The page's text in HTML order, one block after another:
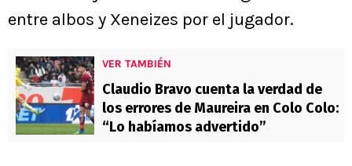
entre albos y Xeneizes por el jugador.
VER TAMBIÉN
Claudio Bravo cuenta la verdad de
los errores de Maureira en Colo Colo:
“Lo habíamos advertido”